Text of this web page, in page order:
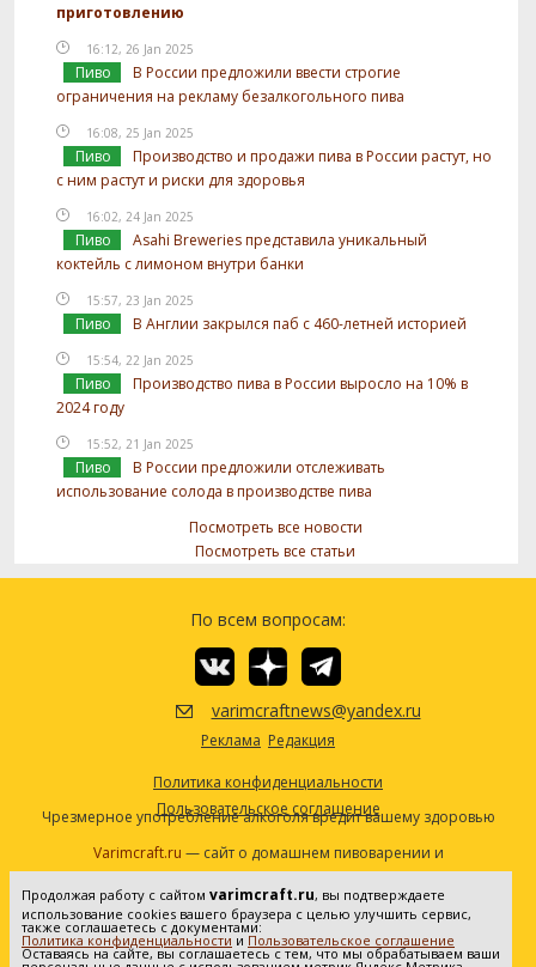
приготовлению
16:12, 26 Jan 2025
Пиво
В России предложили ввести строгие
ограничения на рекламу безалкогольного пива
16:08, 25 Jan 2025
Пиво
Производство и продажи пива в России растут, но
с ним растут и риски для здоровья
16:02, 24 Jan 2025
Пиво
Asahi Breweries представила уникальный
коктейль с лимоном внутри банки
15:57, 23 Jan 2025
Пиво В Англии закрылся паб с 460-летней историей
15:54, 22 Jan 2025
Пиво
Производство пива в России выросло на 10% в
2024 году
15:52, 21 Jan 2025
Пиво
В России предложили отслеживать
использование солода в производстве пива
Посмотреть все новости
Посмотреть все статьи
По всем вопросам:
varimcraftnews@yandex.ru
Реклама Редакция
Политика конфиденциальности
Пользовательское соглашение
Чрезмерное употребление алкоголя вредит вашему здоровью
Varimcraft.ru — сайт о домашнем пивоварении и
самогоноварении.
Сетевое издание «Варимкрафт». Зарегистрировано в
Федеральной службе по надзору в сфере связи, информационных
технологий и массовых коммуникаций (Роскомнадзор). Реестровая
Продолжая работу с сайтом varimcraft.ru, вы подтверждаете
использование cookies вашего браузера с целью улучшить сервис,
также соглашаетесь с документами:
Политика конфиденциальности и Пользовательское соглашение
Оставаясь на сайте, вы соглашаетесь с тем, что мы обрабатываем ваши